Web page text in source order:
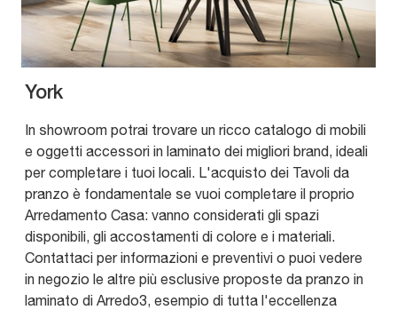
York
In showroom potrai trovare un ricco catalogo di mobili
e oggetti accessori in laminato dei migliori brand, ideali
per completare i tuoi locali. L'acquisto dei Tavoli da
pranzo è fondamentale se vuoi completare il proprio
Arredamento Casa: vanno considerati gli spazi
disponibili, gli accostamenti di colore e i materiali.
Contattaci per informazioni e preventivi o puoi vedere
in negozio le altre più esclusive proposte da pranzo in
laminato di Arredo3, esempio di tutta l'eccellenza